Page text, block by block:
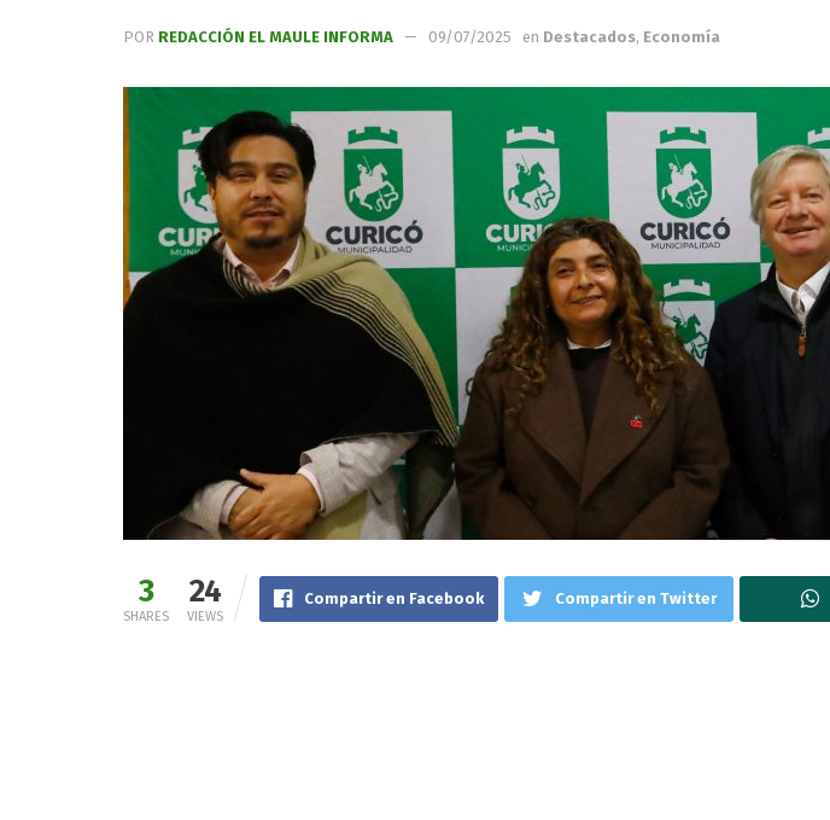
POR REDACCIÓN EL MAULE INFORMA 09/07/2025 en Destacados, Economía
3
SHARES
24
VIEWS
Compartir en Facebook Compartir en Twitter